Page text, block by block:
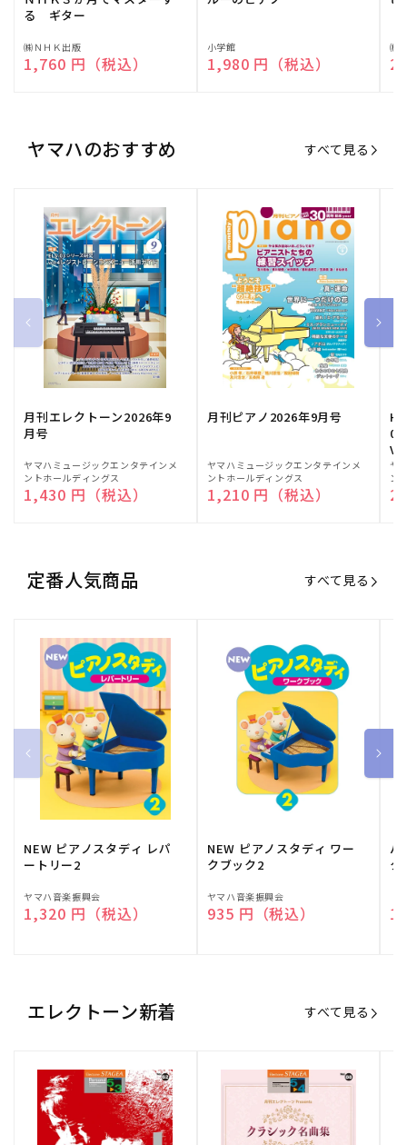
る ギター
販
売
㈱ＮＨＫ出版
通常価格
1,760 円（税込）
販
売
小学館
通常価格
1,980 円（税込）
販
売
㈱
ヤマハのおすすめ すべて見る
月刊エレクトーン2026年9
月号
販
売
元:
ヤマハミュージックエンタテインメ
ントホールディングス
通常価格
1,430 円（税込）
月刊ピアノ2026年9月号
販
売
元:
ヤマハミュージックエンタテインメ
ントホールディングス
通常価格
1,210 円（税込）
販
売
元:
ヤ
ン
定番人気商品 すべて見る
NEW ピアノスタディ レパ
ートリー2
販
売
ヤマハ音楽振興会
通常価格
1,320 円（税込）
NEW ピアノスタディ ワー
クブック2
販
売
ヤマハ音楽振興会
通常価格
935 円（税込）
バ
ク
売
エレクトーン新着 すべて見る